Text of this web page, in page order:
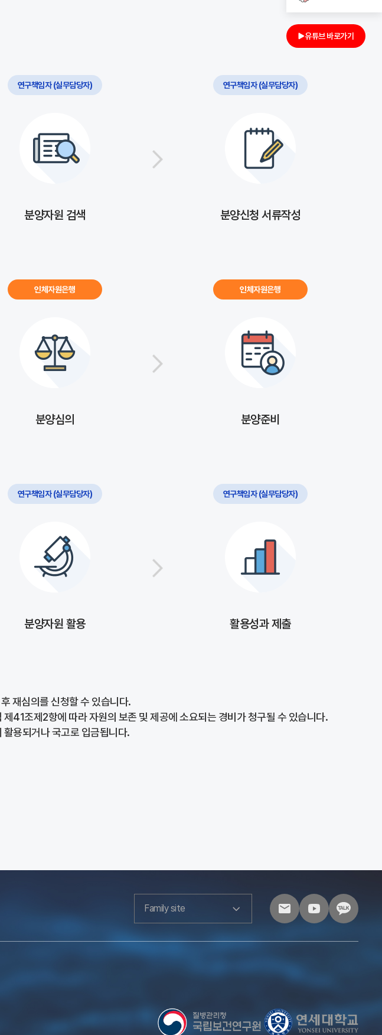
연구책임자 (실무담당자)
분양자원 검색
연구책임자 (실무담당자)
분양신청 서류작성
인체자원은행
분양심의
인체자원은행
분양준비
연구책임자 (실무담당자)
분양자원 활용
연구책임자 (실무담당자)
활용성과 제출
재심의를 신청할 수 있습니다.
41조제2항에 따라 자원의 보존 및 제공에 소요되는 경비가 청구될 수 있습니다.
용되거나 국고로 입금됩니다.
Family site
유튜브 바로가기